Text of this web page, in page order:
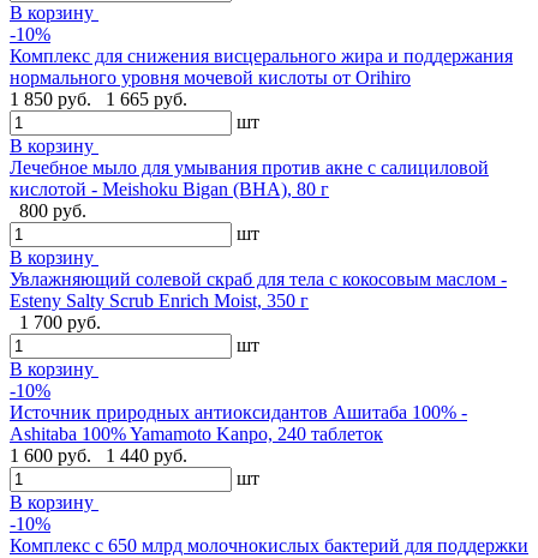
В корзину
-10%
Комплекс для снижения висцерального жира и поддержания
нормального уровня мочевой кислоты от Orihiro
1 850 руб.
1 665 руб.
шт
В корзину
Лечебное мыло для умывания против акне с салициловой
кислотой - Meishoku Bigan (BHA), 80 г
800 руб.
шт
В корзину
Увлажняющий солевой скраб для тела с кокосовым маслом -
Esteny Salty Scrub Enrich Moist, 350 г
1 700 руб.
шт
В корзину
-10%
Источник природных антиоксидантов Ашитаба 100% -
Ashitaba 100% Yamamoto Kanpo, 240 таблеток
1 600 руб.
1 440 руб.
шт
В корзину
-10%
Комплекс с 650 млрд молочнокислых бактерий для поддержки